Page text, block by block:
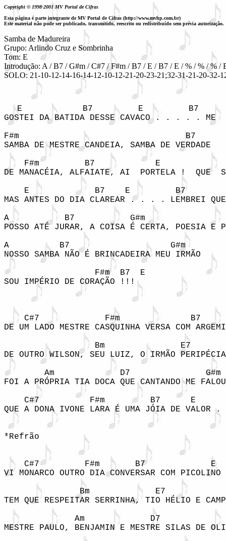
Copyright © 1998-2001 MV Portal de Cifras
Esta página é parte integrante de MV Portal de Cifras (http://www.mvhp.com.br)
Este material não pode ser publicado, transmitido, reescrito ou redistribuído sem prévia autorização.
Samba de Madureira
Grupo: Arlindo Cruz e Sombrinha
Tom: E
Introdução: A / B7 / G#m / C#7 / F#m / B7 / E / B7 / E / % / % / % /
SOLO: 21-10-12-14-16-14-12-10-12-21-20-23-21;32-31-21-20-32-
E            B7         E         B7
GOSTEI DA BATIDA DESSE CAVACO . . . . . ME
F#m                                 B7
SAMBA DE MESTRE CANDEIA, SAMBA DE VERDADE
F#m         B7            E
DE MANACÉIA, ALFAIATE, AI  PORTELA !  QUE
E             B7    E         B7
MAS ANTES DO DIA CLAREAR . . . . LEMBREI
A           B7           G#m
POSSO ATÉ JURAR, A COISA É CERTA, POESIA E
A          B7                    G#m
NOSSO SAMBA NÃO É BRINCADEIRA MEU IRMÃO
                  F#m  B7  E
SOU IMPÉRIO DE CORAÇÃO !!!
C#7             F#m              B7
DE UM LADO MESTRE CASQUINHA VERSA COM
Bm               E7
DE OUTRO WILSON, SEU LUIZ, O IRMÃO PERIPÉCIA
        Am             D7               G#m
FOI A PRÓPRIA TIA DOCA QUE CANTANDO ME FALOU
C#7          F#m         B7      E
QUE A DONA IVONE LARA É UMA JÓIA DE
*Refrão
    C#7         F#m       B7             E
VI MONARCO OUTRO DIA CONVERSAR COM PICOLINO
Bm             E7
TEM QUE RESPEITAR SERRINHA, TIO HÉLIO E
Am             D7
MESTRE PAULO, BENJAMIN E MESTRE SILAS DE